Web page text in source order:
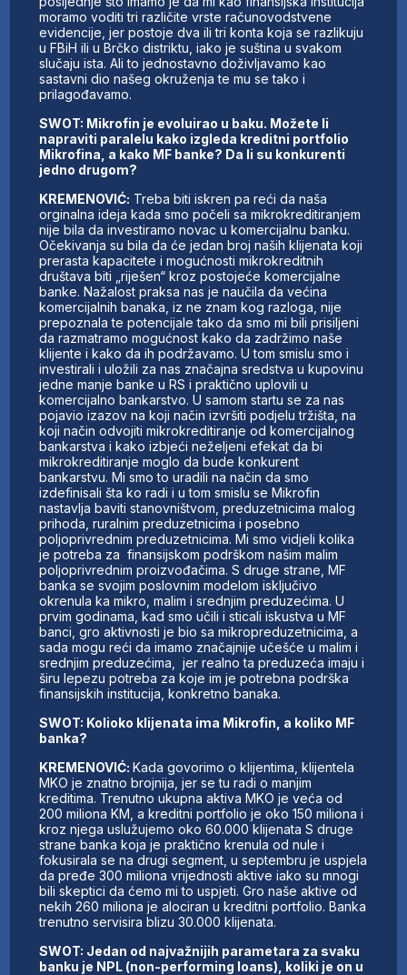
moramo voditi tri različite vrste računovodstvene
evidencije, jer postoje dva ili tri konta koja se razlikuju
u FBiH ili u Brčko distriktu, iako je suština u svakom
slučaju ista. Ali to jednostavno doživljavamo kao
sastavni dio našeg okruženja te mu se tako i
prilagođavamo.
SWOT: Mikrofin je evoluirao u baku. Možete li
napraviti paralelu kako izgleda kreditni portfolio
Mikrofina, a kako MF banke? Da li su konkurenti
jedno drugom?
KREMENOVIĆ: Treba biti iskren pa reći da naša
orginalna ideja kada smo počeli sa mikrokreditiranjem
nije bila da investiramo novac u komercijalnu banku.
Očekivanja su bila da će jedan broj naših klijenata koji
prerasta kapacitete i mogućnosti mikrokreditnih
društava biti „riješen“ kroz postojeće komercijalne
banke. Nažalost praksa nas je naučila da većina
komercijalnih banaka, iz ne znam kog razloga, nije
prepoznala te potencijale tako da smo mi bili prisiljeni
da razmatramo mogućnost kako da zadržimo naše
klijente i kako da ih podržavamo. U tom smislu smo i
investirali i uložili za nas značajna sredstva u kupovinu
jedne manje banke u RS i praktično uplovili u
komercijalno bankarstvo. U samom startu se za nas
pojavio izazov na koji način izvršiti podjelu tržišta, na
koji način odvojiti mikrokreditiranje od komercijalnog
bankarstva i kako izbjeći neželjeni efekat da bi
mikrokreditiranje moglo da bude konkurent
bankarstvu. Mi smo to uradili na način da smo
izdefinisali šta ko radi i u tom smislu se Mikrofin
nastavlja baviti stanovništvom, preduzetnicima malog
prihoda, ruralnim preduzetnicima i posebno
poljoprivrednim preduzetnicima. Mi smo vidjeli kolika
je potreba za finansijskom podrškom našim malim
poljoprivrednim proizvođačima. S druge strane, MF
banka se svojim poslovnim modelom isključivo
okrenula ka mikro, malim i srednjim preduzećima. U
prvim godinama, kad smo učili i sticali iskustva u MF
banci, gro aktivnosti je bio sa mikropreduzetnicima, a
sada mogu reći da imamo značajnije učešće u malim i
srednjim preduzećima, jer realno ta preduzeća imaju i
širu lepezu potreba za koje im je potrebna podrška
finansijskih institucija, konkretno banaka.
SWOT: Kolioko klijenata ima Mikrofin, a koliko MF
banka?
KREMENOVIĆ: Kada govorimo o klijentima, klijentela
MKO je znatno brojnija, jer se tu radi o manjim
kreditima. Trenutno ukupna aktiva MKO je veća od
200 miliona KM, a kreditni portfolio je oko 150 miliona i
kroz njega uslužujemo oko 60.000 klijenata S druge
strane banka koja je praktično krenula od nule i
fokusirala se na drugi segment, u septembru je uspjela
da pređe 300 miliona vrijednosti aktive iako su mnogi
bili skeptici da ćemo mi to uspjeti. Gro naše aktive od
nekih 260 miliona je alociran u kreditni portfolio. Banka
trenutno servisira blizu 30.000 klijenata.
SWOT: Jedan od najvažnijih parametara za svaku
banku je NPL (non-performing loans), koliki je on u